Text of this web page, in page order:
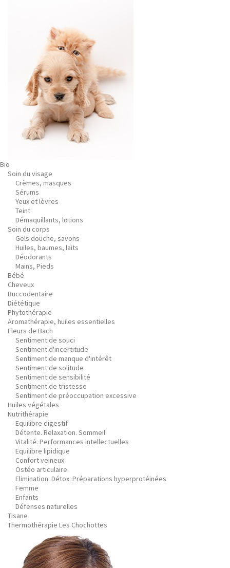
Bio
Soin du visage
Crèmes, masques
Sérums
Yeux et lèvres
Teint
Démaquillants, lotions
Soin du corps
Gels douche, savons
Huiles, baumes, laits
Déodorants
Mains, Pieds
Bébé
Cheveux
Buccodentaire
Diététique
Phytothérapie
Aromathérapie, huiles essentielles
Fleurs de Bach
Sentiment de souci
Sentiment d'incertitude
Sentiment de manque d'intérêt
Sentiment de solitude
Sentiment de sensibilité
Sentiment de tristesse
Sentiment de préoccupation excessive
Huiles végétales
Nutrithérapie
Equilibre digestif
Détente. Relaxation. Sommeil
Vitalité. Performances intellectuelles
Equilibre lipidique
Confort veineux
Ostéo articulaire
Elimination. Détox. Préparations hyperprotéinées
Femme
Enfants
Défenses naturelles
Tisane
Thermothérapie Les Chochottes